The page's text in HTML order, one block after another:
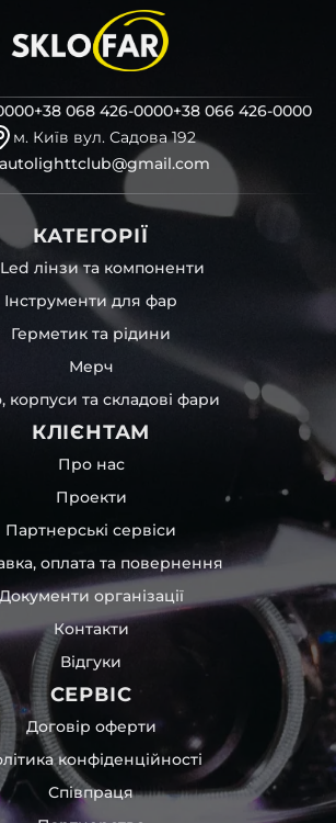
+38 068 426-0000+38 066 426-0000
м. Київ вул. Садова 192
autolighttclub@gmail.com
КАТЕГОРІЇ
лінзи та компоненти
Інструменти для фар
Герметик та рідини
Мерч
корпуси та складові фари
КЛІЄНТАМ
Про нас
Проекти
Партнерські сервіси
оплата та повернення
організації
Контакти
Відгуки
СЕРВІС
Договір оферти
конфіденційності
Співпраця